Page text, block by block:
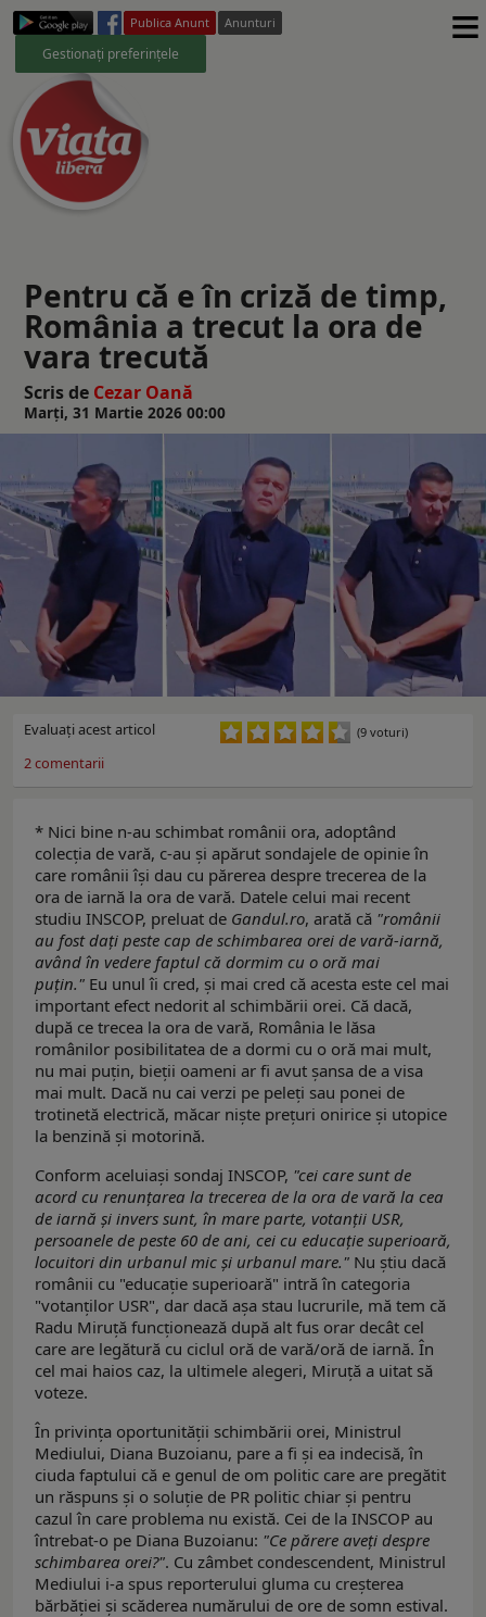
Publica Anunt Anunturi
Gestionați preferințele ≡
Pentru că e în criză de timp,
România a trecut la ora de
vara trecută
Scris de Cezar Oană
Marți, 31 Martie 2026 00:00
Evaluaţi acest articol (9 voturi)
2comentarii
* Nici bine n-au schimbat românii ora, adoptând
colecția de vară, c-au și apărut sondajele de opinie în
care românii își dau cu părerea despre trecerea de la
ora de iarnă la ora de vară. Datele celui mai recent
studiu INSCOP, preluat de Gandul.ro, arată că "românii
au fost dați peste cap de schimbarea orei de vară-iarnă,
având în vedere faptul că dormim cu o oră mai
puțin." Eu unul îi cred, și mai cred că acesta este cel mai
important efect nedorit al schimbării orei. Că dacă,
după ce trecea la ora de vară, România le lăsa
românilor posibilitatea de a dormi cu o oră mai mult,
nu mai puțin, bieții oameni ar fi avut șansa de a visa
mai mult. Dacă nu cai verzi pe peleți sau ponei de
trotinetă electrică, măcar niște prețuri onirice și utopice
la benzină și motorină.
Conform aceluiași sondaj INSCOP, "cei care sunt de
acord cu renunțarea la trecerea de la ora de vară la cea
de iarnă și invers sunt, în mare parte, votanții USR,
persoanele de peste 60 de ani, cei cu educație superioară,
locuitori din urbanul mic și urbanul mare." Nu știu dacă
românii cu "educație superioară" intră în categoria
"votanților USR", dar dacă așa stau lucrurile, mă tem că
Radu Miruță funcționează după alt fus orar decât cel
care are legătură cu ciclul oră de vară/oră de iarnă. În
cel mai haios caz, la ultimele alegeri, Miruță a uitat să
voteze.
În privința oportunității schimbării orei, Ministrul
Mediului, Diana Buzoianu, pare a fi și ea indecisă, în
ciuda faptului că e genul de om politic care are pregătit
un răspuns și o soluție de PR politic chiar și pentru
cazul în care problema nu există. Cei de la INSCOP au
întrebat-o pe Diana Buzoianu: "Ce părere aveți despre
schimbarea orei?". Cu zâmbet condescendent, Ministrul
Mediului i-a spus reporterului gluma cu creșterea
bărbăției și scăderea numărului de ore de somn estival.